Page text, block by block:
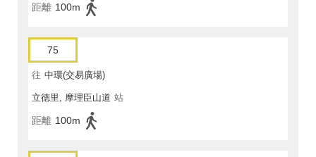
距離 100m
75
往 中環(交易廣場)
立德里, 摩理臣山道 站
距離 100m